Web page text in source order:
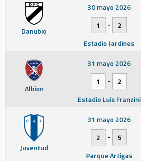
Danubio
30 mayo 2026
1
-
2
Estadio Jardines
Albion
31 mayo 2026
1
-
2
Estadio Luis Franzini
Juventud
31 mayo 2026
2
-
5
Parque Artigas